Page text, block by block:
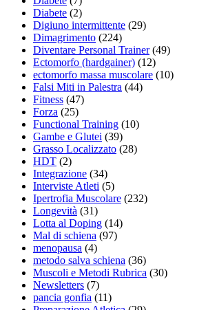
Diabete (2)
Digiuno intermittente (29)
Dimagrimento (224)
Diventare Personal Trainer(49)
Ectomorfo (hardgainer) (12)
ectomorfo massa muscolare (10)
Falsi Miti in Palestra (44)
Fitness (47)
Forza (25)
Functional Training (10)
Gambe e Glutei (39)
Grasso Localizzato (28)
HDT (2)
Integrazione (34)
Interviste Atleti (5)
Ipertrofia Muscolare (232)
Longevità (31)
Lotta al Doping (14)
Mal di schiena (97)
menopausa (4)
metodo salva schiena (36)
Muscoli e Metodi Rubrica (30)
Newsletters (7)
pancia gonfia (11)